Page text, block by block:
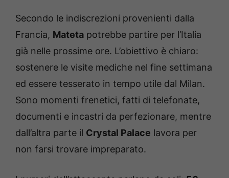
Secondo le indiscrezioni provenienti dalla
Francia, Mateta potrebbe partire per l’Italia
già nelle prossime ore. L’obiettivo è chiaro:
sostenere le visite mediche nel fine settimana
ed essere tesserato in tempo utile dal Milan.
Sono momenti frenetici, fatti di telefonate,
documenti e incastri da perfezionare, mentre
dall’altra parte il Crystal Palace lavora per
non farsi trovare impreparato.